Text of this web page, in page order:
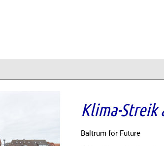
Klima-
Baltrum for Future